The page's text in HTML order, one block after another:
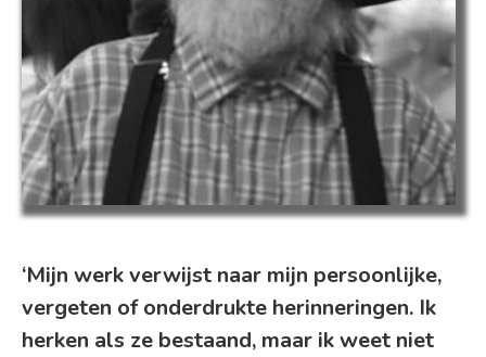
‘Mijn werk verwijst naar mijn persoonlijke,
vergeten of onderdrukte herinneringen. Ik
herken als ze bestaand, maar ik weet niet